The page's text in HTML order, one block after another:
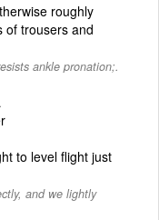
roughly
of trousers and
ankle pronation;.
to level flight just
and we lightly